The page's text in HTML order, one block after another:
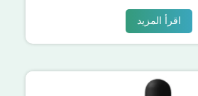
اقرأ المزيد